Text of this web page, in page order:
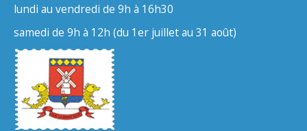
lundi au vendredi de 9h à 16h30
samedi de 9h à 12h (du 1er juillet au 31 août)